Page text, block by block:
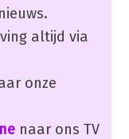
altijd via
onze
naar ons TV